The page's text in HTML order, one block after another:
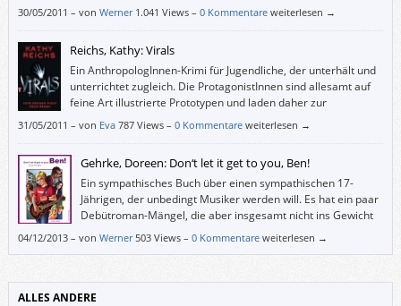
30/05/2011 – von Werner 1.041 Views – 0 Kommentare weiterlesen →
Reichs, Kathy: Virals
Ein AnthropologInnen-Krimi für Jugendliche, der unterhält und
unterrichtet zugleich. Die ProtagonistInnen sind allesamt auf
feine Art illustrierte Prototypen und laden daher zur
Identifikation ein; dieses Buch wird aber wohl eher Mädchen
31/05/2011 – von Eva 787 Views – 0 Kommentare weiterlesen →
Gehrke, Doreen: Don‘t let it get to you, Ben!
Ein sympathisches Buch über einen sympathischen 17-
Jährigen, der unbedingt Musiker werden will. Es hat ein paar
Debütroman-Mängel, die aber insgesamt nicht ins Gewicht
fallen.
04/12/2013– von Werner 503 Views – 0 Kommentare weiterlesen →
ALLES ANDERE